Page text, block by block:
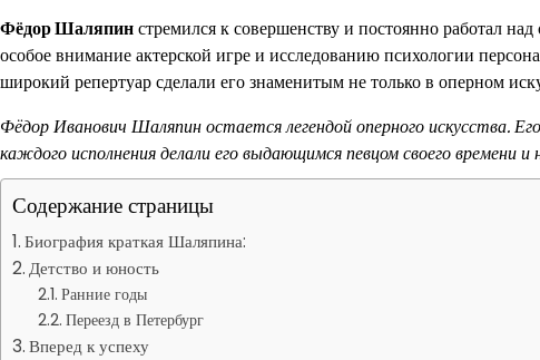
Фёдор Шаляпинстремился к совершенству и постоянно работал
особое внимание актерской игре и исследованию психологии
широкий репертуар сделали его знаменитым не только в оперном
Фёдор Иванович Шаляпин остается легендой оперного искусства.
каждого исполнения делали его выдающимся певцом своего времени
Содержание страницы
Биография краткая Шаляпина:
Детство и юность
Ранние годы
Переезд в Петербург
Вперед к успеху